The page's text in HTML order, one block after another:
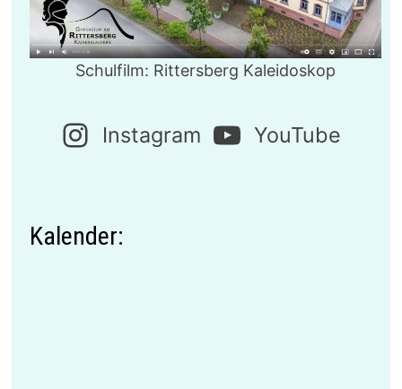
Schulfilm: Rittersberg Kaleidoskop
Instagram YouTube
Kalender: